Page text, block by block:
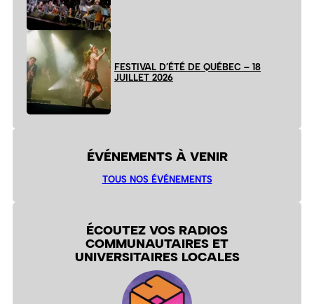
FESTIVAL D’ÉTÉ DE QUÉBEC – 18
JUILLET 2026
ÉVÉNEMENTS À VENIR
TOUS NOS ÉVÉNEMENTS
ÉCOUTEZ VOS RADIOS
COMMUNAUTAIRES ET
UNIVERSITAIRES LOCALES